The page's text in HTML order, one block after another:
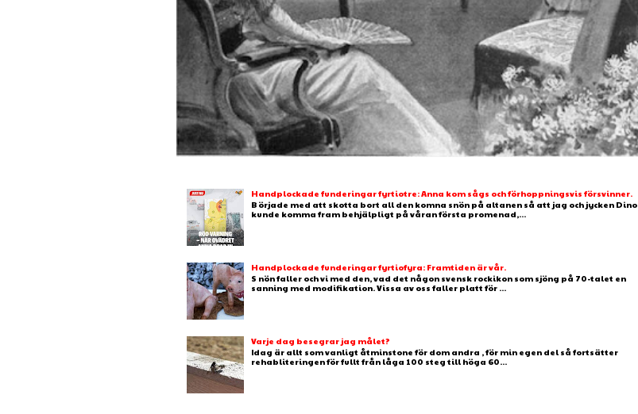
Handplockade funderingar fyrtiotre: Anna kom sågs och förhoppningsvis försvinner.
B örjade med att skotta bort all den komna snön på altanen så att jag och jycken Dino
kunde komma fram behjälpligt på våran första promenad,...
Handplockade funderingar fyrtiofyra: Framtiden är vår.
S nön faller och vi med den, vad det någon svensk rockikon som sjöng på 70-talet en
sanning med modifikation. Vissa av oss faller platt för ...
Varje dag besegrar jag målet?
Idag är allt som vanligt åtminstone för dom andra , för min egen del så fortsätter
rehabliteringen för fullt från låga 100 steg till höga 60...